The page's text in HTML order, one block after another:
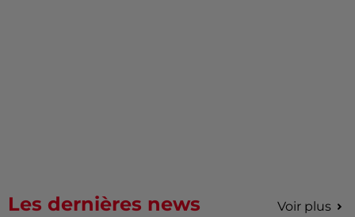
Les dernières news Voir plus